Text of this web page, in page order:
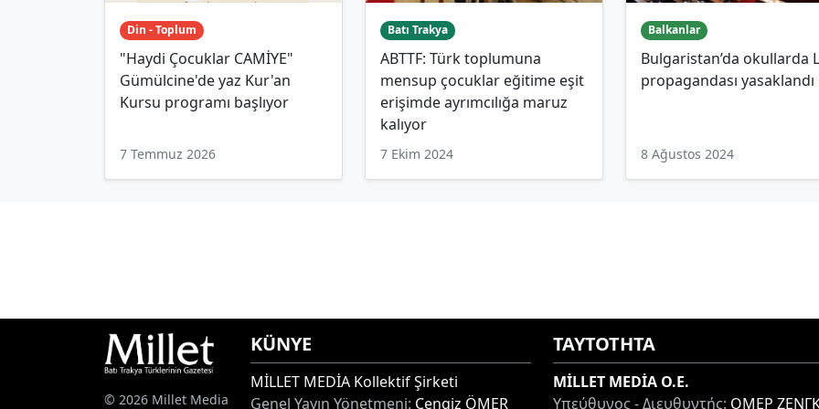
Din - Toplum
"Haydi Çocuklar CAMİYE"
Gümülcine'de yaz Kur'an
Kursu programı başlıyor
7 Temmuz 2026
Batı Trakya
ABTTF: Türk toplumuna
mensup çocuklar eğitime eşit
erişimde ayrımcılığa maruz
kalıyor
7 Ekim 2024
Balkanlar
Bulgaristan’da okullarda
propagandası yasaklandı
8 Ağustos 2024
© 2026 Millet Media
KÜNYE
MİLLET MEDİA Kollektif Şirketi
Genel Yayın Yönetmeni: Cengiz ÖMER
ΤΑΥΤΟΤΗΤΑ
MİLLET MEDİA O.E.
Υπεύθυνος - Διευθυντής: ΟΜΕΡ